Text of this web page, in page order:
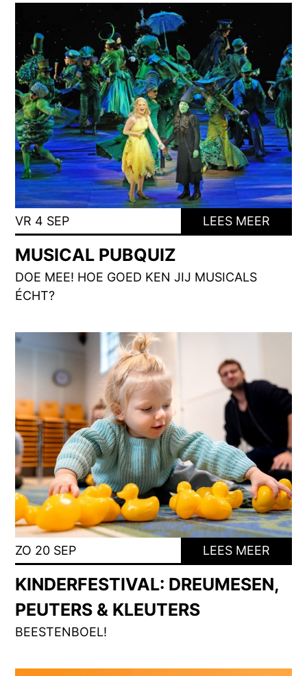
VR 4 SEP LEES MEER
MUSICAL PUBQUIZ
DOE MEE! HOE GOED KEN JIJ MUSICALS
ÉCHT?
ZO 20 SEP LEES MEER
KINDERFESTIVAL: DREUMESEN,
PEUTERS & KLEUTERS
BEESTENBOEL!